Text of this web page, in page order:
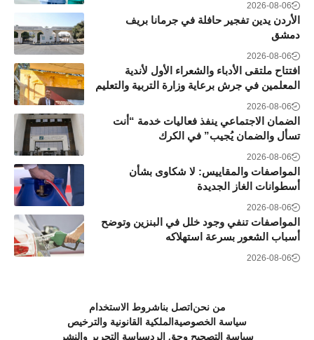
2026-08-06
الأردن يدين تفجير حافلة في جرمانا بريف
دمشق
2026-08-06
افتتاح ملتقى الأدباء والشعراء الأول لأندية
المعلمين في جرش برعاية وزارة التربية والتعليم
2026-08-06
الضمان الاجتماعي ينفذ فعاليات خدمة “أنت
تسأل والضمان يُجيب” في الكرك
2026-08-06
المواصفات والمقاييس: لا شكاوى بشأن
أسطوانات الغاز الجديدة
2026-08-06
المواصفات تنفي وجود خلل في البنزين وتوضح
أسباب الشعور بسرعة استهلاكه
2026-08-06
من نحن اتصل بناشروط الاستخدام
سياسة الخصوصية الملكية القانونية والترخيص
سياسة التصحيح وحق الردسياسة التحرير والنشر